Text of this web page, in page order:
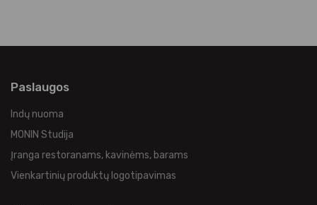
Paslaugos
Indų nuoma
MONIN Studija
Įranga restoranams, kavinėms, barams
Vienkartinių produktų logotipavimas